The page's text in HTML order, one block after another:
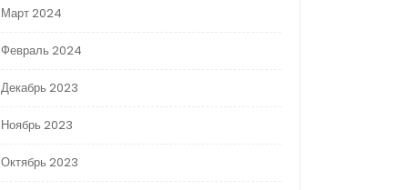
Март 2024
Февраль 2024
Декабрь 2023
Ноябрь 2023
Октябрь 2023